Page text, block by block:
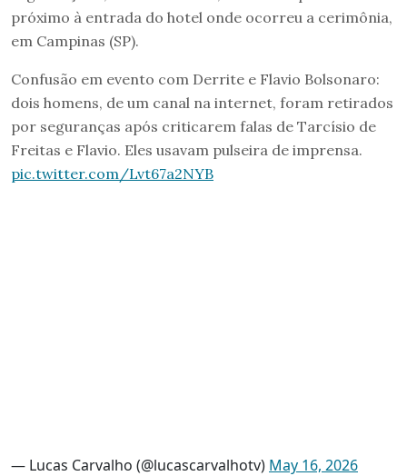
próximo à entrada do hotel onde ocorreu a cerimônia,
em Campinas (SP).
Confusão em evento com Derrite e Flavio Bolsonaro:
dois homens, de um canal na internet, foram retirados
por seguranças após criticarem falas de Tarcísio de
Freitas e Flavio. Eles usavam pulseira de imprensa.
pic.twitter.com/Lvt67a2NYB
— Lucas Carvalho (@lucascarvalhotv) May 16, 2026